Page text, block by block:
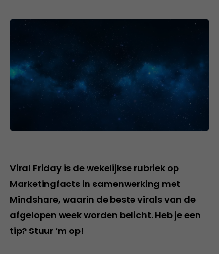
Viral Friday is de wekelijkse rubriek op
Marketingfacts in samenwerking met
Mindshare, waarin de beste virals van de
afgelopen week worden belicht. Heb je een
tip? Stuur ‘m op!